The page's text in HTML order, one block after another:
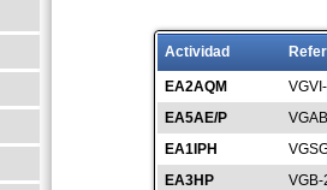
Actividad
EA2AQM
EA5AE/P
EA1IPH
EA3HP